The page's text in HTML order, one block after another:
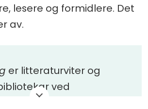
lesere og formidlere. Det
av.
er litteraturviter og
ved